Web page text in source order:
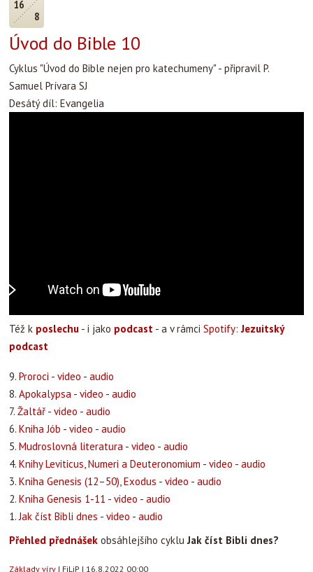
16
8
Úvod do Bible 10
Cyklus "Úvod do Bible nejen pro katechumeny" - připravil P.
Samuel Prívara SJ
Desátý díl: Evangelia
Též k poslechu - i jako podcast - a v rámci Spotify:Jezuitský
podcast
9. Proroci - video - audio
8. Apokalypsa - video - audio
7. Žaltář - video - audio
6. Kniha Jób - video - audio
5. Mudroslovná literatura - video - audio
4. Knihy Leviticus, Numeri a Deuteronomium - video - audio
3. Kniha Genesis (12–50), Exodus - video - audio
2. Kniha Genesis 1-11 - video - audio
1.Jak číst Bibli dnes - video - audio
Přehled přednášek obsáhlejšího cykluJak číst Bibli dnes?
Základy víry | FiLiP | 16.8.2022 00:00